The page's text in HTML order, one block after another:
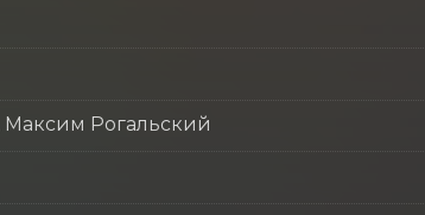
Рогальский